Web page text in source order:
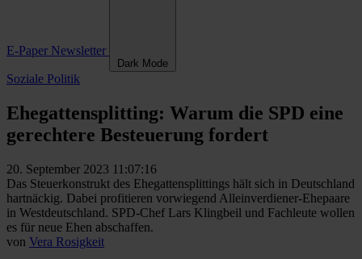
E-Paper Newsletter
Dark Mode
Soziale Politik
Ehegattensplitting: Warum die SPD eine
gerechtere Besteuerung fordert
20. September 2023 11:07:16
Das Steuerkonstrukt des Ehegattensplittings hält sich in Deutschland
hartnäckig. Dabei profitieren vorwiegend Alleinverdiener-Ehepaare
in Westdeutschland. SPD-Chef Lars Klingbeil und Fachleute wollen
es für neue Ehen abschaffen.
von Vera Rosigkeit